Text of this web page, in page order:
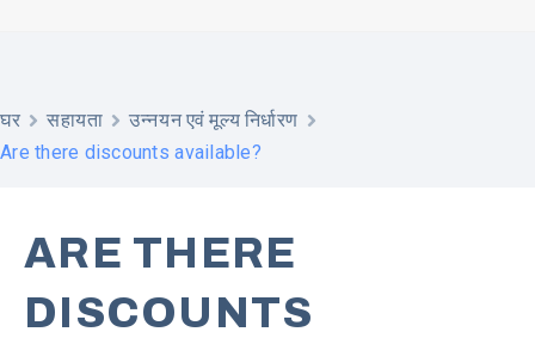
घर सहायता उन्नयन एवं मूल्य निर्धारण
Are there discounts available?
ARE THERE
DISCOUNTS